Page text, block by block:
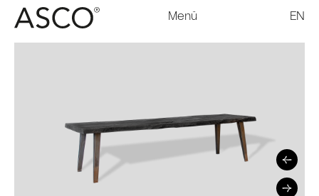
Menü EN